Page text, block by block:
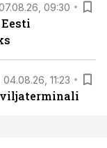
09:30
04.08.26, 11:23
viljaterminali